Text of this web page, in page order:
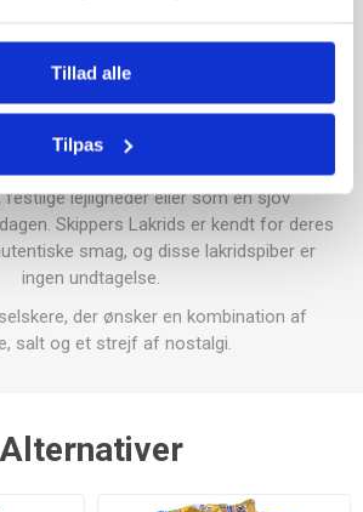
Tillad alle
Tilpas
intense smag af lakrids med et strejf af
smagsoplevelse. Hver pibe er separat
gør dem ideelle til at dele eller nyde på
farten.
17 g i hver pakke får du rigeligt til både
festlige lejligheder eller som en sjov
Skippers Lakrids er kendt for deres
smag, og disse lakridspiber er
ingen undtagelse.
der ønsker en kombination af
salt og et strejf af nostalgi.
Alternativer